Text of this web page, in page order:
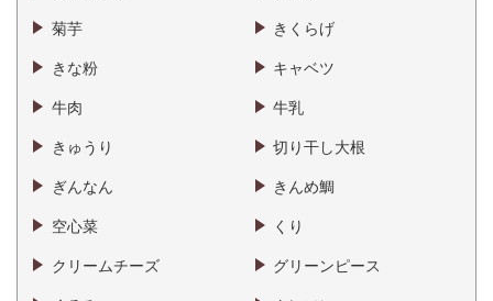
菊芋 きくらげ
きな粉 キャベツ
牛肉 牛乳
きゅうり 切り干し大根
ぎんなん きんめ鯛
空心菜 くり
クリームチーズ グリーンピース